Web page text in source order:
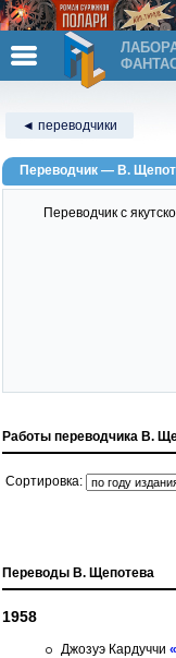
◄ переводчики
Переводчик — В.
Переводчик с
Работы переводчика В.
Сортировка:
Переводы В. Щепотева
1958
Джозуэ Кардуччи